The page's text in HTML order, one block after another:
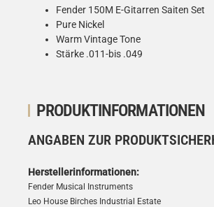
PRODUKTINFORMATIONEN
ANGABEN ZUR
Herstellerinformationen:
Fender Musical Instruments
Leo House Birches Industrial Estate
Fender 150M E-Gitarren Saiten Set
Pure Nickel
Warm Vintage Tone
Stärke .011-bis .049